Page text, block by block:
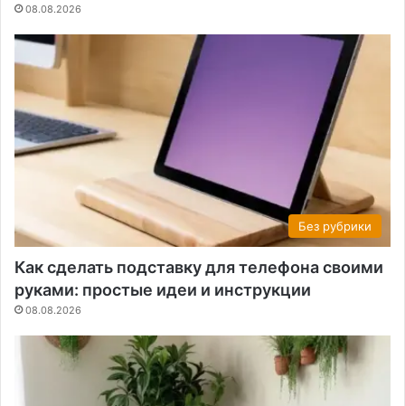
08.08.2026
Без рубрики
Как сделать подставку для телефона своими
руками: простые идеи и инструкции
08.08.2026